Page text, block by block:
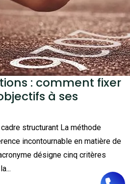
: comment fixer
à ses
structurant La méthode
incontournable en matière de
désigne cinq critères